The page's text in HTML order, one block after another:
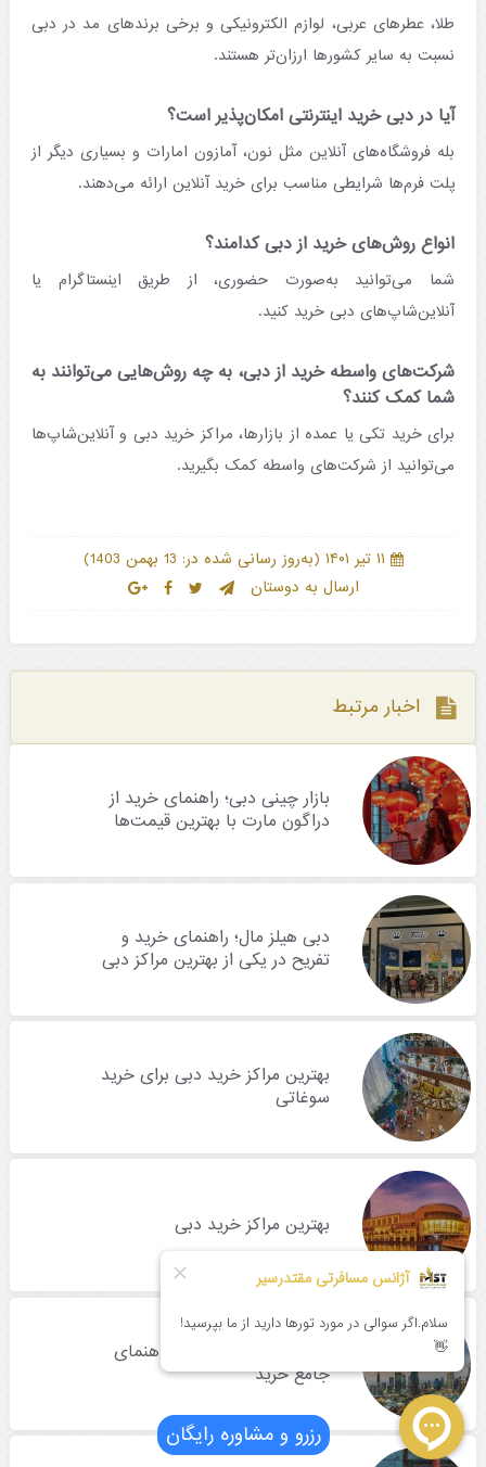
طلا، عطرهای عربی، لوازم الکترونیکی و برخی برندهای مد در دبی
نسبت به سایر کشورها ارزان‌تر هستند.
آیا در دبی خرید اینترنتی امکان‌پذیر است؟
بله فروشگاه‌های آنلاین مثل نون، آمازون امارات و بسیاری دیگر از
پلت فرم‌ها شرایطی مناسب برای خرید آنلاین ارائه می‌دهند.
انواع روش‌های خرید از دبی کدامند؟
شما می‌توانید به‌صورت حضوری، از طریق اینستاگرام یا
آنلاین‌شاپ‌های دبی خرید کنید.
شرکت‌های واسطه خرید از دبی، به چه روش‌هایی می‌توانند به
شما کمک کنند؟
برای خرید تکی یا عمده از بازارها، مراکز خرید دبی و آنلاین‌شاپ‌ها
می‌توانید از شرکت‌های واسطه کمک بگیرید.
۱۱ تیر ۱۴۰۱ (به‌روز رسانی شده در: 13 بهمن 1403
)
ارسال به دوستان
اخبار مرتبط
بازار چینی دبی؛ راهنمای خرید از
دراگون مارت با بهترین قیمت‌ها
دبی هیلز مال؛ راهنمای خرید و
تفریح در یکی از بهترین مراکز دبی
بهترین مراکز خرید دبی برای خرید
سوغاتی
بهترین مراکز خرید دبی
مراکز خرید لوکس دبی؛ راهنمای
جامع خرید
رزرو و مشاوره رایگان